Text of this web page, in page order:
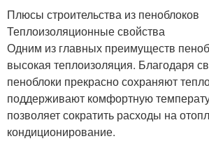
Плюсы строительства из пеноблоков
Теплоизоляционные свойства
Одним из главных преимуществ
высокая теплоизоляция. Благодаря
пеноблоки прекрасно сохраняют
поддерживают комфортную
позволяет сократить расходы на
кондиционирование.